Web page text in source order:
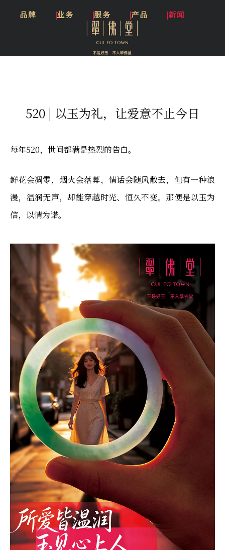
品牌 业务 服务 产品 新闻
520 | 以玉为礼，让爱意不止今日
每年520，世间都满是热烈的告白。
鲜花会凋零，烟火会落幕，情话会随风散去，但有一种浪
漫，温润无声，却能穿越时光、恒久不变。那便是以玉为
信，以情为诺。